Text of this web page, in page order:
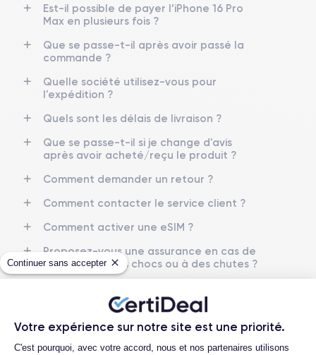
Continuer sans accepter
Votre expérience sur notre site est une priorité.
Plateforme de Gestion du
C'est pourquoi, avec votre accord, nous et nos partenaires utilisons
Est-il possible de payer l’iPhone 16 Pro
Max en plusieurs fois ?
Que se passe-t-il après avoir passé la
commande ?
Quelle société utilisez-vous pour
l'expédition ?
Quels sont les délais de livraison ?
Que se passe-t-il si je change d'avis
après avoir acheté/reçu le produit ?
Comment demander un retour ?
Comment contacter le service client ?
Comment activer une eSIM ?
Proposez-vous une assurance en cas de
casse due à des chocs ou à des chutes ?
Rapport de l'expert